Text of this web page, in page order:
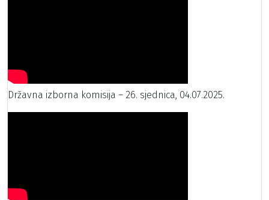
Državna izborna komisija – 26. sjednica, 04.07.2025.